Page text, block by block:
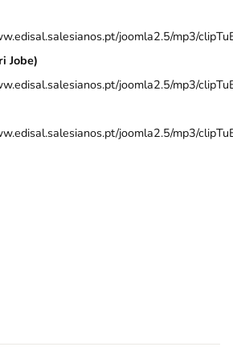
joomla2.5/mp3/
Jobe)
joomla2.5/mp3/
joomla2.5/mp3/